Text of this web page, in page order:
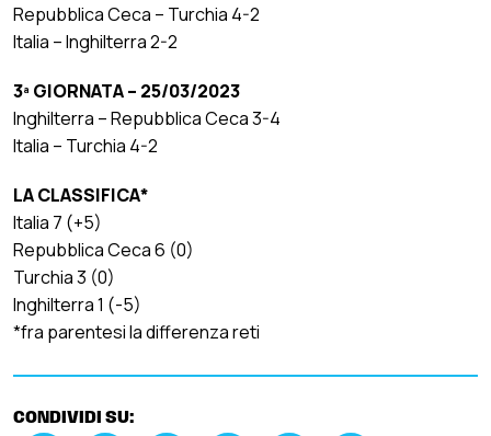
Repubblica Ceca – Turchia 4-2
Italia – Inghilterra 2-2
3ª GIORNATA – 25/03/2023
Inghilterra – Repubblica Ceca 3-4
Italia – Turchia 4-2
LA CLASSIFICA*
Italia 7 (+5)
Repubblica Ceca 6 (0)
Turchia 3 (0)
Inghilterra 1 (-5)
*fra parentesi la differenza reti
CONDIVIDI SU: